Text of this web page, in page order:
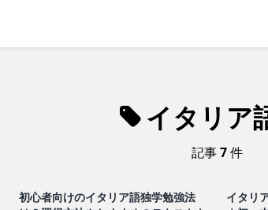
イタリア
記事 7 件
初心者向けのイタリア語独学勉強法
イタリ